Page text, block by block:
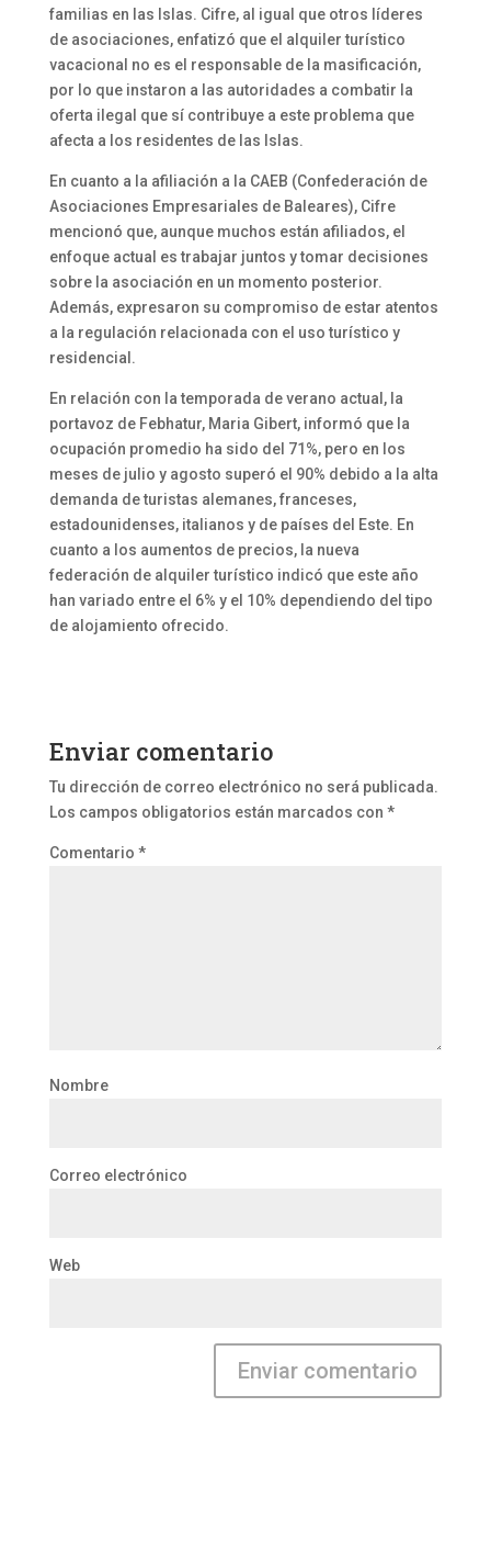
familias en las Islas. Cifre, al igual que otros líderes
de asociaciones, enfatizó que el alquiler turístico
vacacional no es el responsable de la masificación,
por lo que instaron a las autoridades a combatir la
oferta ilegal que sí contribuye a este problema que
afecta a los residentes de las Islas.
En cuanto a la afiliación a la CAEB (Confederación de
Asociaciones Empresariales de Baleares), Cifre
mencionó que, aunque muchos están afiliados, el
enfoque actual es trabajar juntos y tomar decisiones
sobre la asociación en un momento posterior.
Además, expresaron su compromiso de estar atentos
a la regulación relacionada con el uso turístico y
residencial.
En relación con la temporada de verano actual, la
portavoz de Febhatur, Maria Gibert, informó que la
ocupación promedio ha sido del 71%, pero en los
meses de julio y agosto superó el 90% debido a la alta
demanda de turistas alemanes, franceses,
estadounidenses, italianos y de países del Este. En
cuanto a los aumentos de precios, la nueva
federación de alquiler turístico indicó que este año
han variado entre el 6% y el 10% dependiendo del tipo
de alojamiento ofrecido.
Enviar comentario
Tu dirección de correo electrónico no será publicada.
Los campos obligatorios están marcados con *
Comentario *
Nombre
Correo electrónico
Web